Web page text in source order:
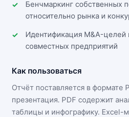
Бенчмаркинг собственных
относительно рынка и
Идентификация M&A-целей
совместных предприятий
Как пользоваться
Отчёт поставляется в формате
презентация. PDF содержит
таблицы и инфографику. Excel-